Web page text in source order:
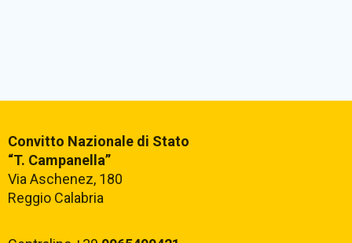
Convitto Nazionale di Stato
“T. Campanella”
Via Aschenez, 180
Reggio Calabria